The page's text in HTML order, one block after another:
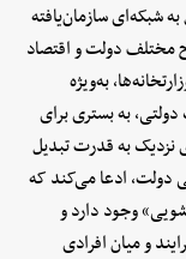
شبکه‌ای سازمان‌یافته
مختلف دولت و اقتصاد
به‌ویژه
به بستری برای
نزدیک به قدرت تبدیل
دولت، ادعا می‌کند که
وجود دارد و
و میان افرادی